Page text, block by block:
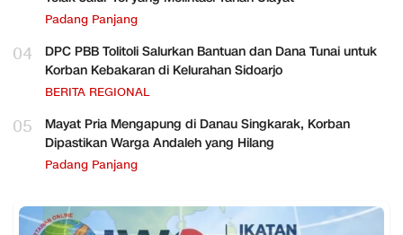
Padang Panjang
04
DPC PBB Tolitoli Salurkan Bantuan dan Dana Tunai untuk
Korban Kebakaran di Kelurahan Sidoarjo
BERITA REGIONAL
05
Mayat Pria Mengapung di Danau Singkarak, Korban
Dipastikan Warga Andaleh yang Hilang
Padang Panjang